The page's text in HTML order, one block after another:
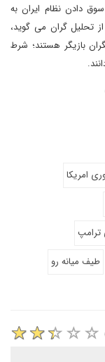
دادن نظام ایران به
گران می گوید،
بازیگر هستند؛ شرط
امریکا
ترامپ
طیف میانه رو